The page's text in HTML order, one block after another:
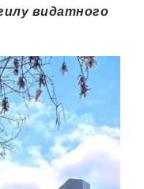
видатного